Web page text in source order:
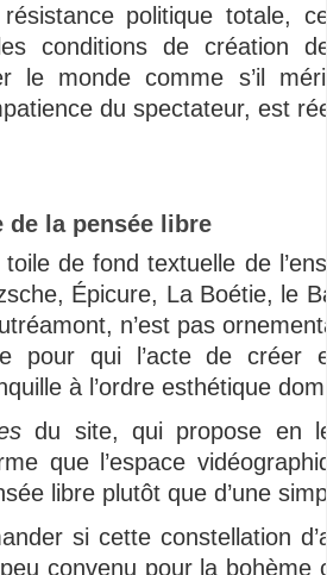
politique totale,
conditions de création
le monde comme s’il
du spectateur, est
de la pensée libre
de fond textuelle de
Épicure, La Boétie, le
n’est pas
pour qui l’acte de créer
à l’ordre esthétique
du site, qui propose en
que l’espace
libre plutôt que d’une
si cette constellation
convenu pour la